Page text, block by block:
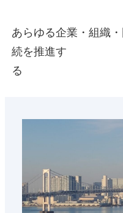
容
を
ス
あらゆる企業・組織
続を推進す